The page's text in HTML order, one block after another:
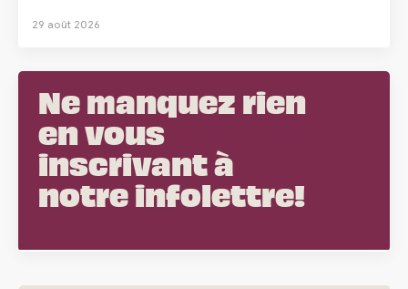
29 août 2026
Ne manquez rien
en vous
inscrivant à
notre infolettre!